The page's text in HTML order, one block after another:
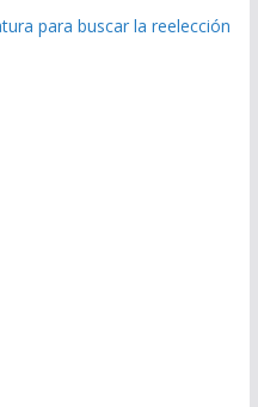
para buscar la reelección